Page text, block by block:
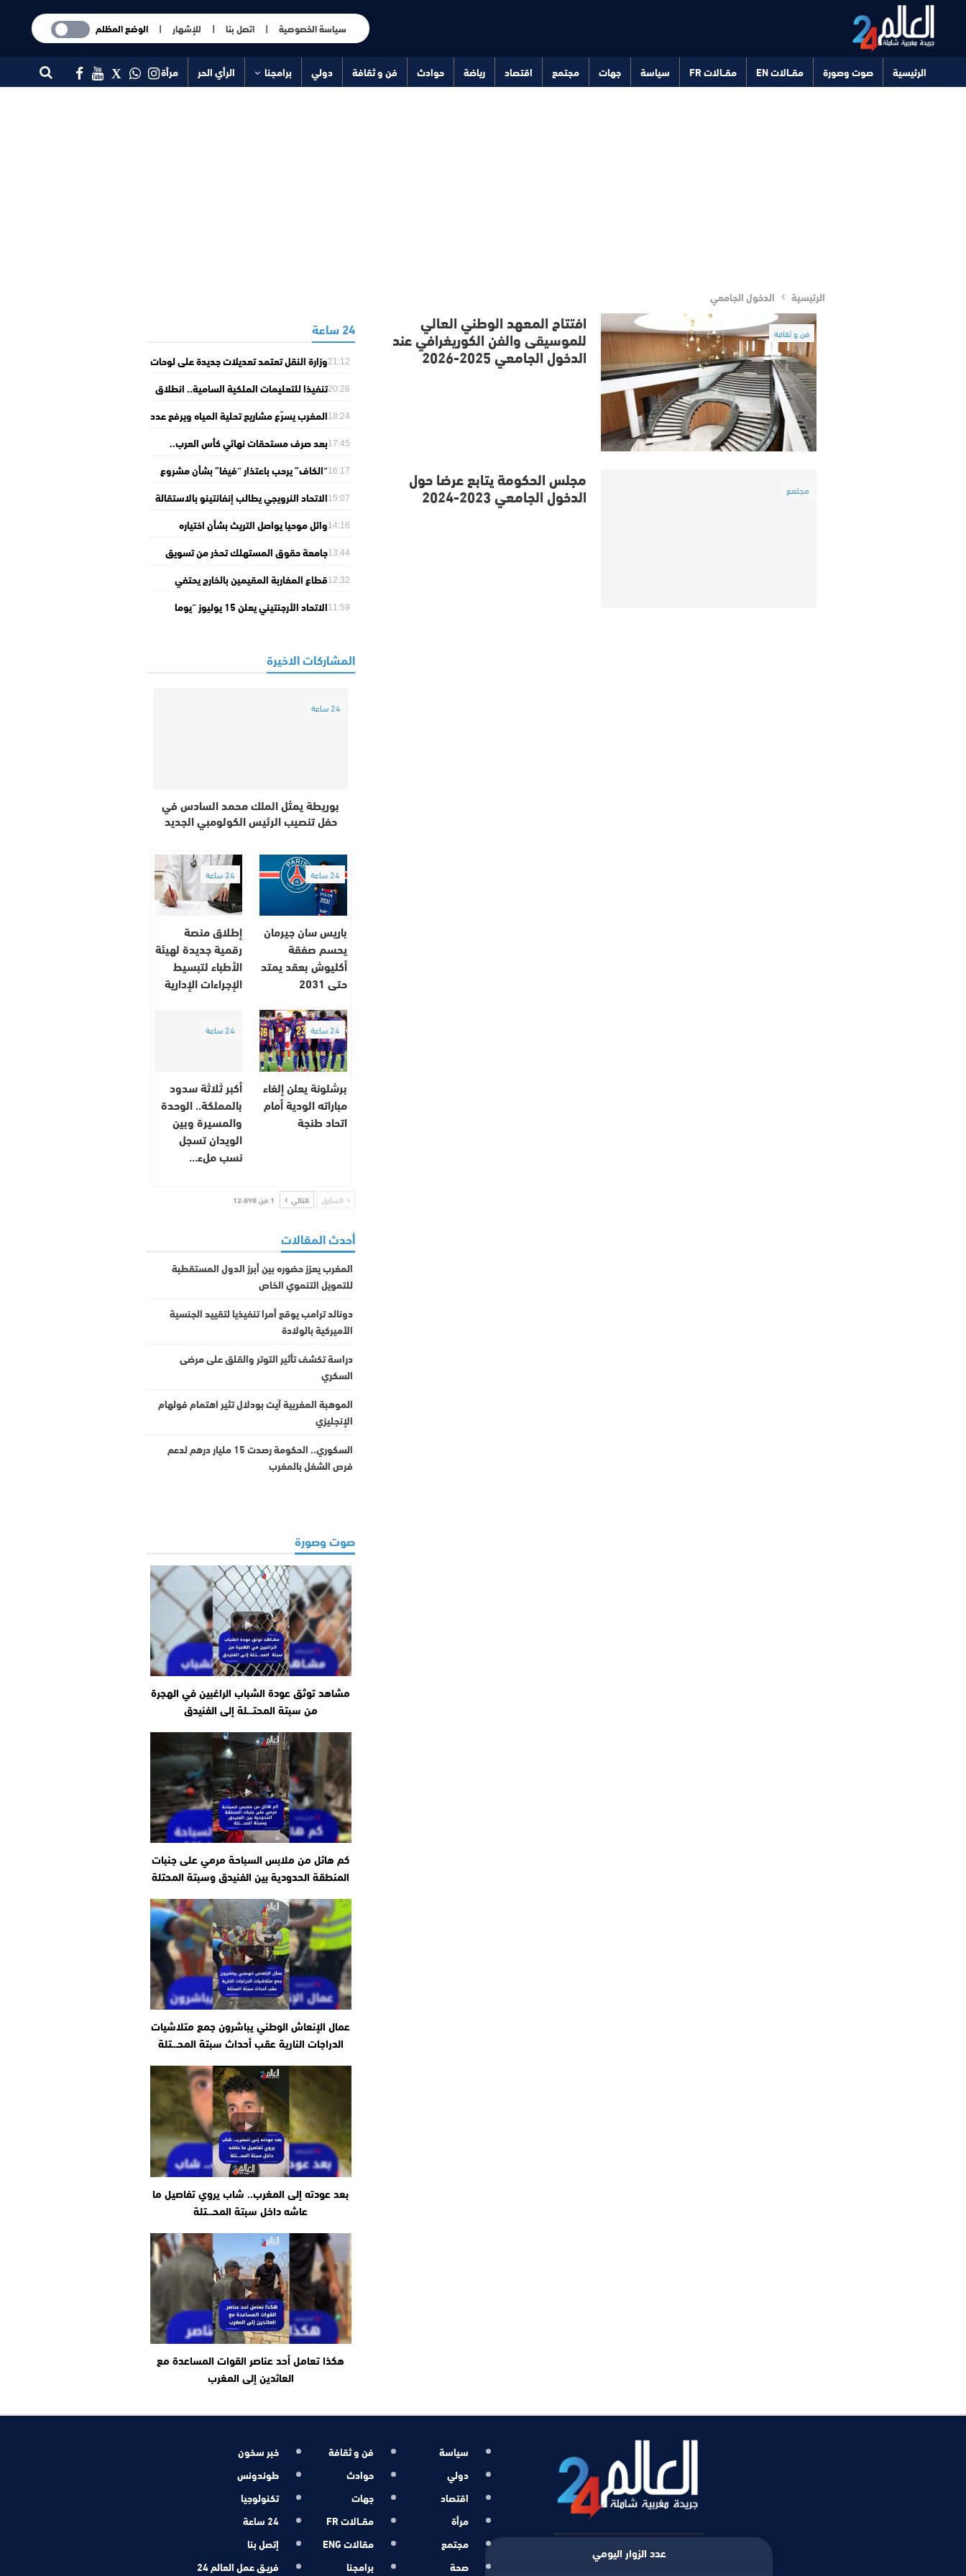
سياسة الخصوصية |اتصل بنا | للإشهار |الوضع المظلم
الرئيسية صوت وصورة مقــالات EN مقــالات FR سياسة جهات مجتمع اقتصاد رياضة حوادث فن و ثقافة دولي برامجنا الرأي الحر
مرأة
الرئيسية الدخول الجامعي
فن و ثقافة افتتاح المعهد الوطني العالي
للموسيقى والفن الكوريغرافي عند
الدخول الجامعي 2025-2026
مجتمع مجلس الحكومة يتابع عرضا حول
الدخول الجامعي 2023-2024
24 ساعة
21:12وزارة النقل تعتمد تعديلات جديدة على لوحات
20:26تنفيذا للتعليمات الملكية السامية.. انطلاق
خدمة مغاربة العالم”18:24المغرب يسرّع مشاريع تحلية المياه ويرفع عدد
17:45بعد صرف مستحقات نهائي كأس العرب..
الأمير علي يجدد رفضه دعم إنفانتينو
16:17“الكاف” يرحب باعتذار “فيفا” بشأن مشروع
لإنفانتينو15:07الاتحاد النرويجي يطالب إنفانتينو بالاستقالة
من رئاسة “فيفا”
14:16وائل موحيا يواصل التريث بشأن اختياره
13:44جامعة حقوق المستهلك تحذر من تسويق
12:32قطاع المغاربة المقيمين بالخارج يحتفي
11:59
الاتحاد الأرجنتيني يعلن 15 يوليوز “يوما
وطنيا للمنتخب” تخليدا للانتصار التاريخي على
المشاركات الاخيرة
24 ساعة
بوريطة يمثل الملك محمد السادس في
حفل تنصيب الرئيس الكولومبي الجديد
24 ساعة
باريس سان جيرمان
يحسم صفقة
أكليوش بعقد يمتد
حتى 2031
24 ساعة
إطلاق منصة
رقمية جديدة لهيئة
الأطباء لتبسيط
الإجراءات الإدارية
24 ساعة
برشلونة يعلن إلغاء
مباراته الودية أمام
اتحاد طنجة
24 ساعة
أكبر ثلاثة سدود
بالمملكة.. الوحدة
والمسيرة وبين
الويدان تسجل
نسب ملء…
السابق التالي 1 من 12٬898
أحدث المقالات
المغرب يعزز حضوره بين أبرز الدول المستقطبة
للتمويل التنموي الخاص
دونالد ترامب يوقع أمرا تنفيذيا لتقييد الجنسية
الأميركية بالولادة
دراسة تكشف تأثير التوتر والقلق على مرضى
السكري
الموهبة المغربية آيت بودلال تثير اهتمام فولهام
الإنجليزي
السكوري.. الحكومة رصدت 15 مليار درهم لدعم
فرص الشغل بالمغرب
صوت وصورة
مشاهد توثق عودة الشباب الراغبين في الهجرة
من سبتة المحتـ.ـلة إلى الفنيدق
كم هائل من ملابس السباحة مرمي على جنبات
المنطقة الحدودية بين الفنيدق وسبتة المحتلة
عمال الإنعاش الوطني يباشرون جمع متلاشيات
الدراجات النارية عقب أحداث سبتة المحـ.ـتلة
بعد عودته إلى المغرب.. شاب يروي تفاصيل ما
عاشه داخل سبتة المحـ.ـتلة
هكذا تعامل أحد عناصر القوات المساعدة مع
العائدين إلى المغرب
عدد الزوار اليومي
سياسة
دولي
اقتصاد
مرأة
مجتمع
صحة
فن و ثقافة
حوادث
جهات
مقــالات FR
مقالات ENG
برامجنا
خبر سخون
طوندونس
تكنولوجيا
24 ساعة
إتصل بنا
فريـق عمل العالم 24